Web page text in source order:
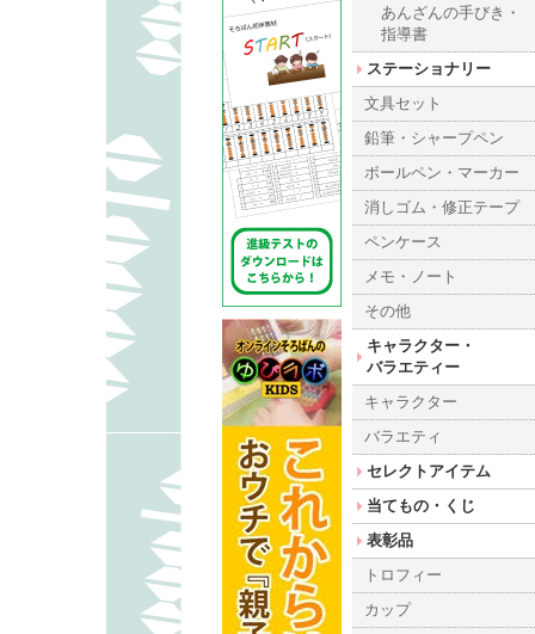
あんざんの手びき・
指導書
ステーショナリー
文具セット
鉛筆・シャープペン
ボールペン・マーカー
消しゴム・修正テープ
ペンケース
メモ・ノート
その他
キャラクター・
バラエティー
キャラクター
バラエティ
セレクトアイテム
当てもの・くじ
表彰品
トロフィー
カップ